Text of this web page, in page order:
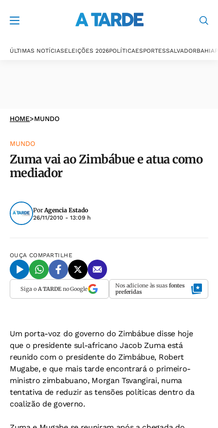
ÚLTIMAS NOTÍCIASELEIÇÕES 2026POLÍTICAESPORTESSALVADORBAHIA
HOME>MUNDO
MUNDO
Zuma vai ao Zimbábue e atua como
mediador
PorAgencia Estado
26/11/2010 - 13:09 h
OUÇA COMPARTILHE
Siga o A TARDEno Google Nos adicione às suas fontes
preferidas
Um porta-voz do governo do Zimbábue disse hoje
que o presidente sul-africano Jacob Zuma está
reunido com o presidente do Zimbábue, Robert
Mugabe, e que mais tarde encontrará o primeiro-
ministro zimbabuano, Morgan Tsvangirai, numa
tentativa de reduzir as tensões políticas dentro da
coalizão de governo.